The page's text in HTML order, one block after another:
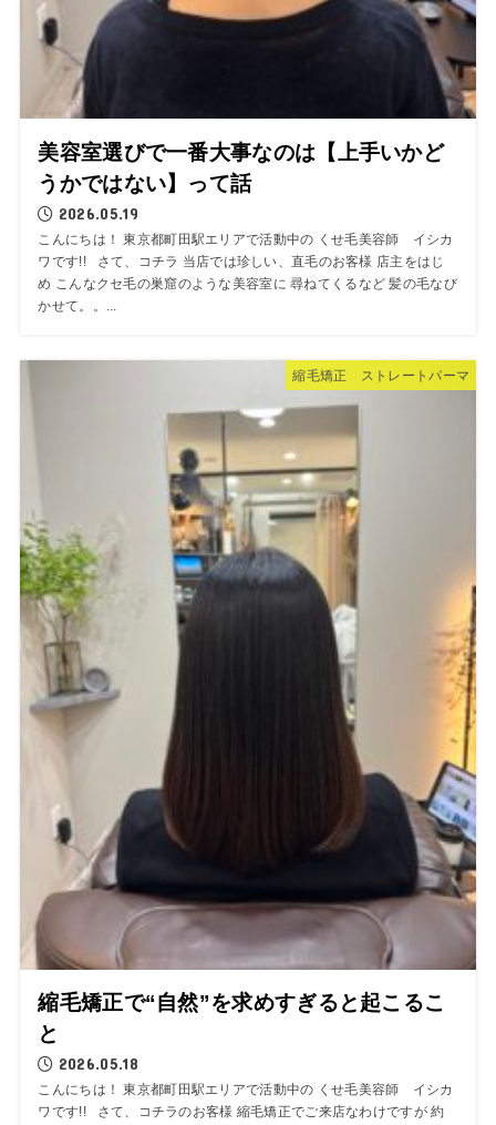
美容室選びで一番大事なのは【上手いかど
うかではない】って話
2026.05.19
こんにちは！ 東京都町田駅エリアで活動中の くせ毛美容師 イシカ
ワです!! さて、コチラ 当店では珍しい、直毛のお客様 店主をはじ
め こんなクセ毛の巣窟のような美容室に 尋ねてくるなど 髪の毛なび
かせて。。...
縮毛矯正 ストレートパーマ
縮毛矯正で“自然”を求めすぎると起こるこ
と
2026.05.18
こんにちは！ 東京都町田駅エリアで活動中の くせ毛美容師 イシカ
ワです!! さて、コチラのお客様 縮毛矯正でご来店なわけですが 約